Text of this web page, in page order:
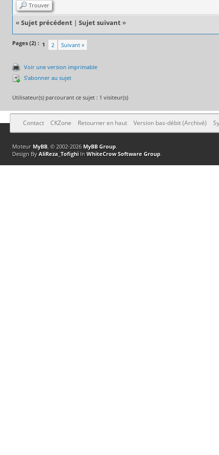
Trouver
« Sujet précédent | Sujet suivant »
Pages (2) : 1 2 Suivant »
Voir une version imprimable
S’abonner au sujet
Utilisateur(s) parcourant ce sujet : 1 visiteur(s)
Contact CKZone Retourner en haut Version bas-débit (Archivé)
Moteur MyBB, © 2002-2026 MyBB Group.
Design By AliReza_TofighiIn WhiteCrow Software Group.